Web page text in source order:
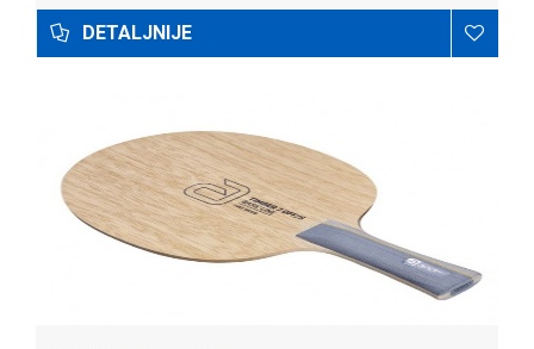
DETALJNIJE